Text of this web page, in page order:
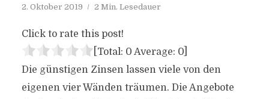
2. Oktober 2019 2 Min. Lesedauer
Click to rate this post!
[Total: 0 Average: 0]
Die günstigen Zinsen lassen viele von den
eigenen vier Wänden träumen. Die Angebote